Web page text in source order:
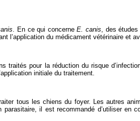
. En ce qui concerneE. canis, des études
l’application du médicament vétérinaire et
traités pour la réduction du risque
initiale du traitement.
tous les chiens du foyer. Les autres
il est recommandé d’utiliser en